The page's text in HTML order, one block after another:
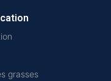
grasses